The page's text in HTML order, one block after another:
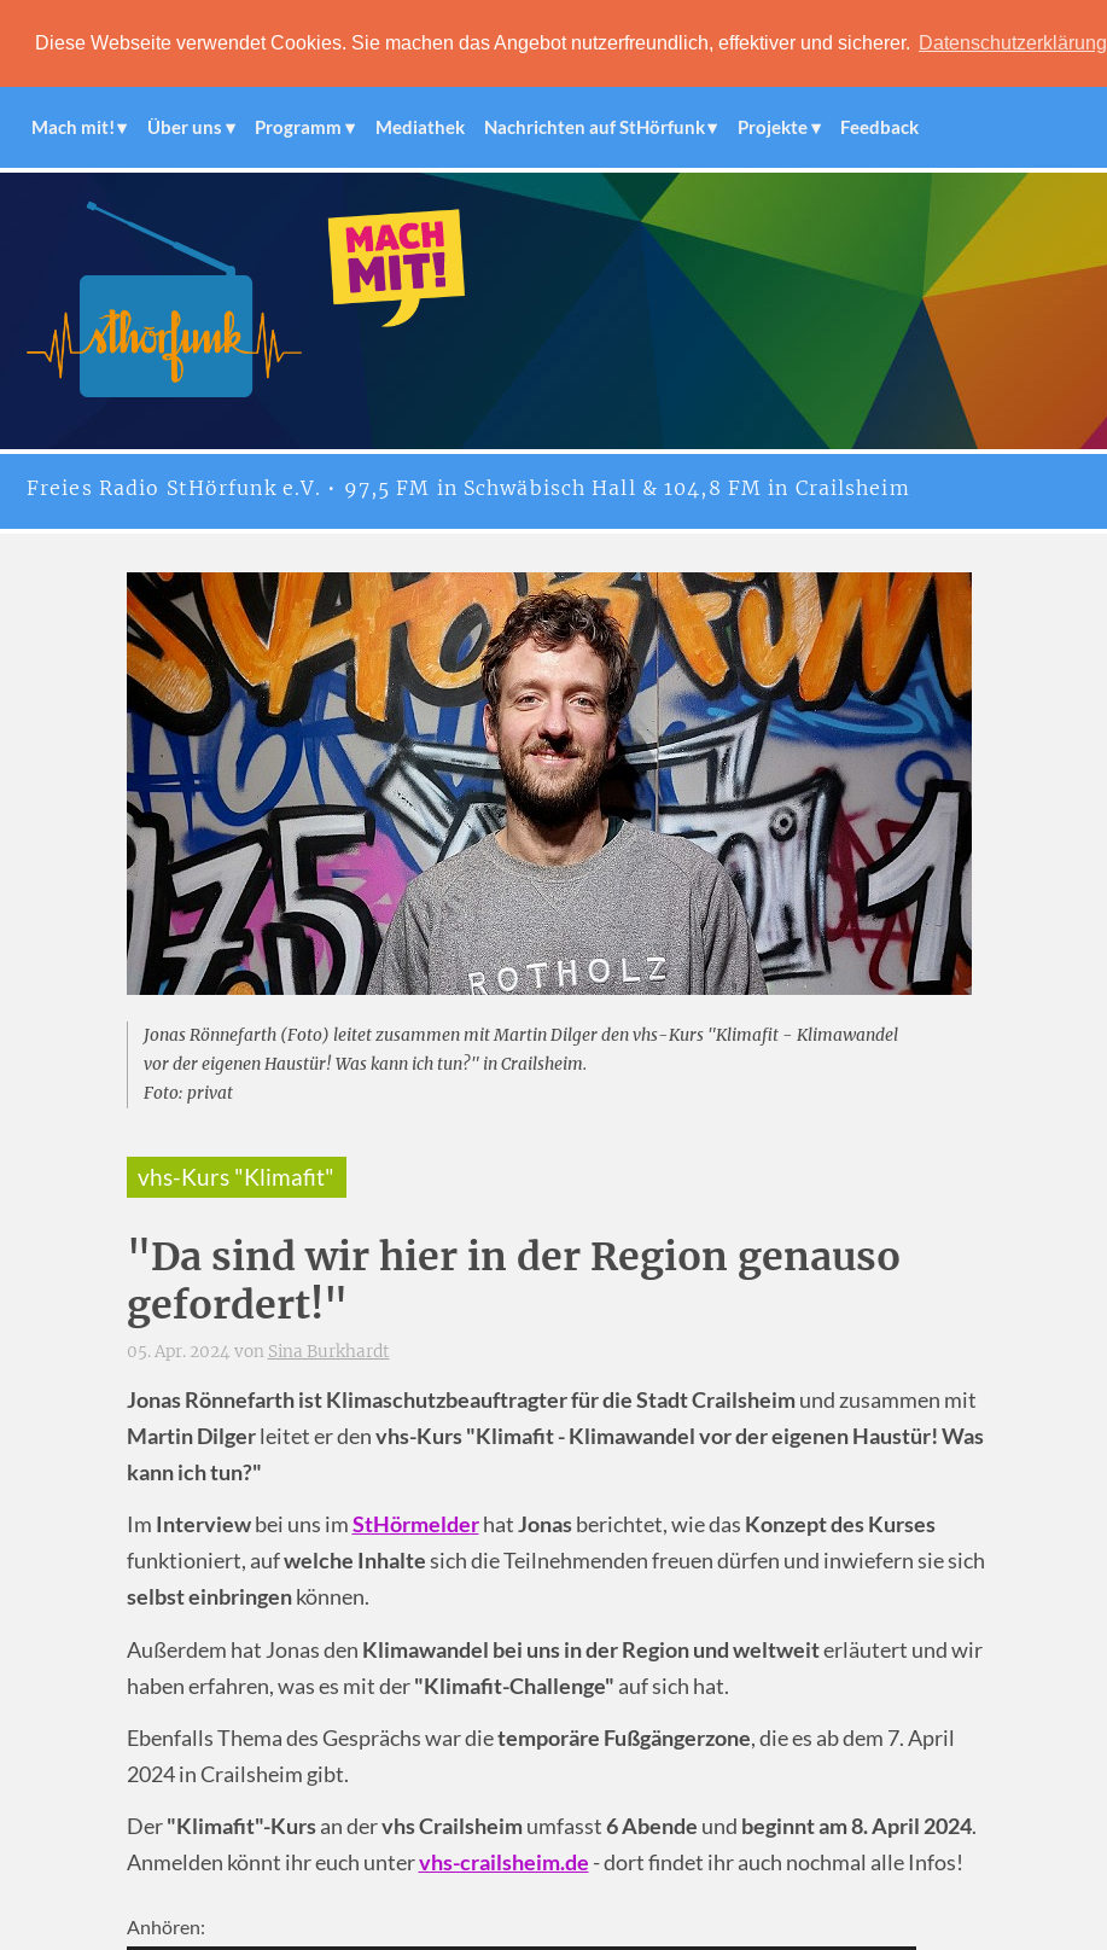
Diese Webseite verwendet Cookies. Sie machen das Angebot nutzerfreundlich, effektiver und sicherer. Datenschutzerklärung
Mach mit! Über uns Programm Mediathek Nachrichten auf StHörfunk Projekte Feedback
Freies Radio StHörfunke.V. • 97,5 FM in Schwäbisch Hall & 104,8 FM in Crailsheim
Jonas Rönnefarth (Foto) leitet zusammen mit Martin Dilger den vhs-Kurs "Klimafit - Klimawandel
vor der eigenen Haustür! Was kann ich tun?" in Crailsheim.
Foto: privat
vhs-Kurs "Klimafit"
"Da sind wir hier in der Region genauso
gefordert!"
05. Apr. 2024 von Sina Burkhardt
Jonas Rönnefarth ist Klimaschutzbeauftragter für die Stadt Crailsheimund zusammen mit
Martin Dilgerleitet er denvhs-Kurs "Klimafit - Klimawandel vor der eigenen Haustür! Was
kann ich tun?"
Im Interviewbei uns imStHörmelderhatJonasberichtet, wie das Konzept des Kurses
funktioniert, aufwelche Inhaltesich die Teilnehmenden freuen dürfen und inwiefern sie sich
selbst einbringenkönnen.
Außerdem hat Jonas den Klimawandel bei uns in der Region und weltweiterläutert und wir
haben erfahren, was es mit der"Klimafit-Challenge" auf sich hat.
Ebenfalls Thema des Gesprächs war dietemporäre Fußgängerzone, die es ab dem 7. April
2024 in Crailsheim gibt.
Der"Klimafit"-Kursan dervhs Crailsheimumfasst6 Abende und beginnt am 8. April 2024.
Anmelden könnt ihr euch untervhs-crailsheim.de - dort findet ihr auch nochmal alle Infos!
Anhören: